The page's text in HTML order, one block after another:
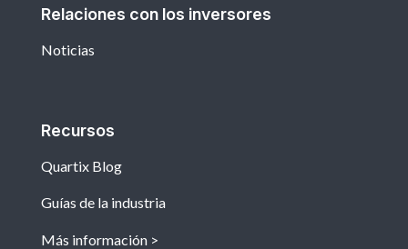
Relaciones con los inversores
Noticias
Recursos
Quartix Blog
Guías de la industria
Más información